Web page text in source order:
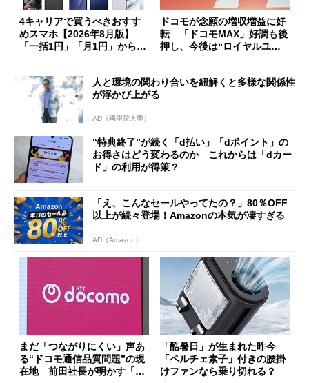
4キャリアで買うべきおすす
めスマホ【2026年8月版】
「一括1円」「月1円」からお
ドコモが念願の増収増益に好
転 「ドコモMAX」好調も後
押し、今後は“ロイヤルユー
人と環境の関わり合いを紐解くと多様な関係性
が浮かび上がる
AD（國學院大學）
“特典終了”が続く「d払い」「dポイント」の
お得さはどう変わるのか これからは「dカー
ド」の利用が得策？
「え、こんなセールやってたの？」80％OFF
以上が続々登場！Amazonの本気が凄すぎる
AD（Amazon）
まだ「つながりにくい」声あ
る“ドコモ通信品質問題”の現
在地 前田社長が明かす「道
「酷暑日」が生まれた昨今
「ペルチェ素子」付きの腰掛
けファンなら乗り切れる？